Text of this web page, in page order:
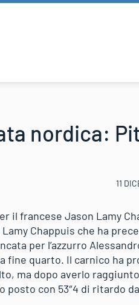
nordica:
11
il francese Jason Lamy
Chappuis che ha
per l’azzurro
fine quarto. Il carnico ha
ma dopo averlo
posto con 53″4 di ritardo